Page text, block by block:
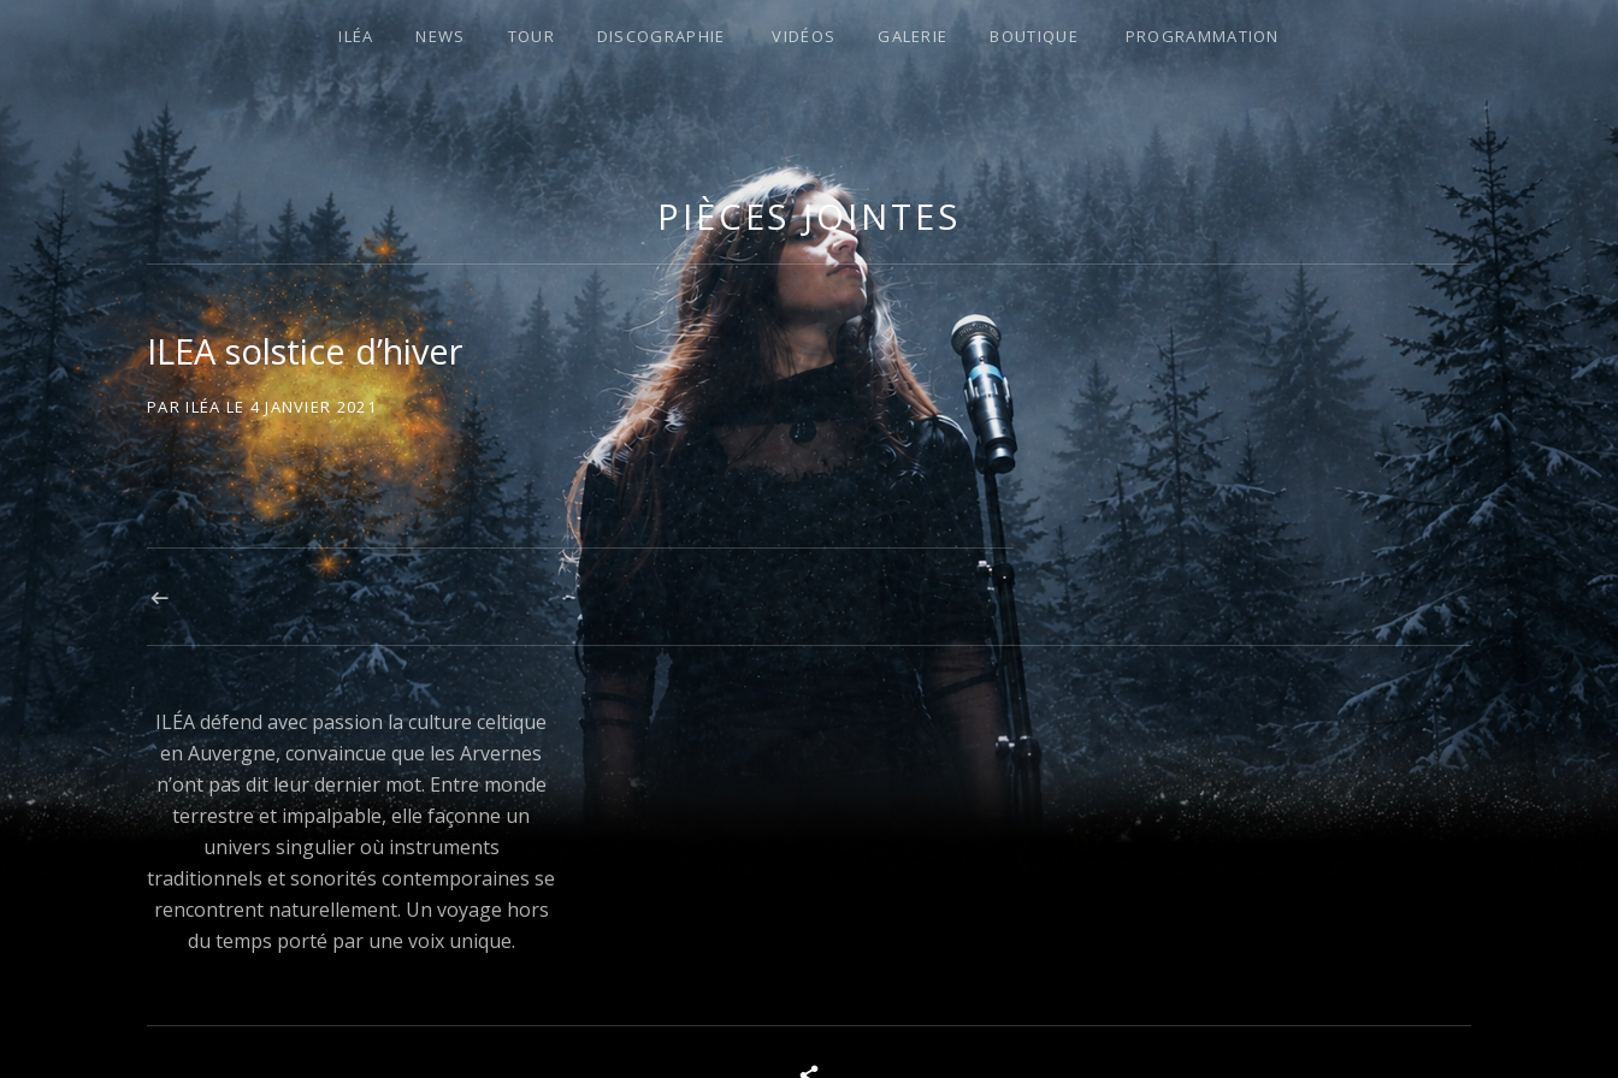
I
L
É
A
LA PLUS CELTIQUE DES AUVERGNATES !
ILÉA NEWS TOUR DISCOGRAPHIE VIDÉOS GALERIE BOUTIQUE PROGRAMMATION
PIÈCES JOINTES
ILEA solstice d’hiver
PARILÉA LE 4 JANVIER 2021
Navigation de l’article
ARTICLE PRÉCÉDENT : ILEA SOLSTICE D’HIVER
ILÉA défend avec passion la culture celtique
en Auvergne, convaincue que les Arvernes
n’ont pas dit leur dernier mot. Entre monde
terrestre et impalpable, elle façonne un
univers singulier où instruments
traditionnels et sonorités contemporaines se
rencontrent naturellement. Un voyage hors
du temps porté par une voix unique.